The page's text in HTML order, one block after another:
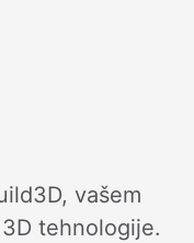
vašem
tehnologije.